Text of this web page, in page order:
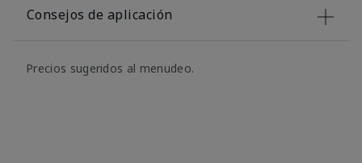
Consejos de aplicación
Precios sugeridos al menudeo.